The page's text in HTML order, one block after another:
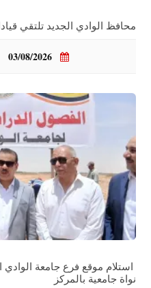
محافظ الوادي الجديد تلتقي
استلام موقع فرع جامعة الوادي
نواة جامعية بالمركز